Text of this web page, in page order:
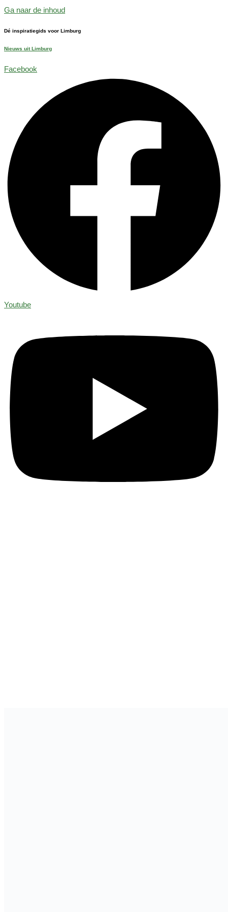
Ga naar de inhoud
Dé inspiratiegids voor Limburg
Nieuws uit Limburg
Facebook
Youtube